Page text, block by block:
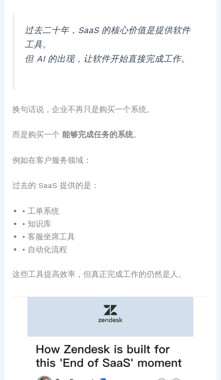
过去二十年，SaaS 的核心价值是提供软件
工具。
但 AI 的出现，让软件开始直接完成工作。
换句话说，企业不再只是购买一个系统。
而是购买一个 能够完成任务的系统。
例如在客户服务领域：
过去的 SaaS 提供的是：
• 工单系统
• 知识库
• 客服坐席工具
• 自动化流程
这些工具提高效率，但真正完成工作的仍然是人。